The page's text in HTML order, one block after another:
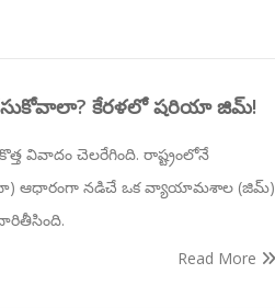
కేరళలో షరియా జిమ్!
వివాదం చెలరేగింది. రాష్ట్రంలోనే
ఆధారంగా నడిచే ఒక వ్యాయామశాల (జిమ్)
దారితీసింది.
Read More